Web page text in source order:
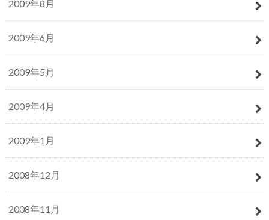
2009年8月
2009年6月
2009年5月
2009年4月
2009年1月
2008年12月
2008年11月